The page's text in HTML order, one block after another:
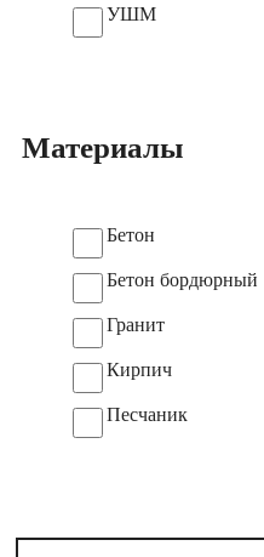
УШМ
Материалы
Бетон
Бетон бордюрный
Гранит
Кирпич
Песчаник